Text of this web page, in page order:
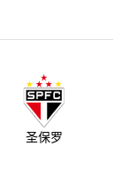
圣保罗